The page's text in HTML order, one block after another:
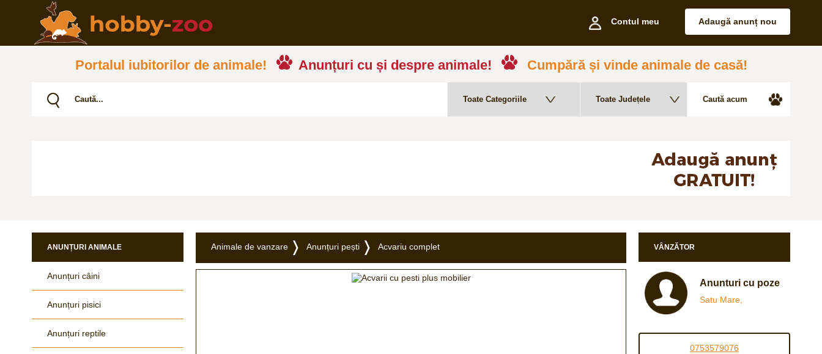
Contul meu Adaugă anunț nou
Portalul iubitorilor de animale! Anunțuri cu și despre animale! Cumpără și vinde animale de casă!
ANUNȚURI ANIMALE
Anunțuri câini
Anunțuri pisici
Anunțuri reptile
Animale de vanzare Anunțuri pești Acvariu complet VÂNZĂTOR
Anunturi cu poze
Satu Mare,
0753579076